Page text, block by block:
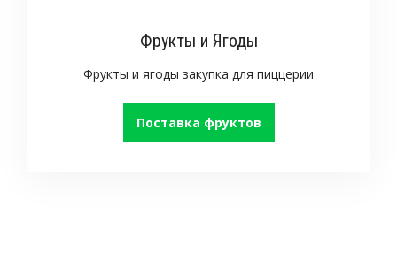
Фрукты и Ягоды
Фрукты и ягоды закупка для пиццерии
Поставка фруктов